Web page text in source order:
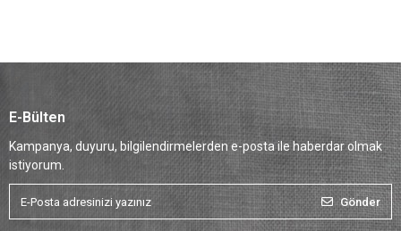
E-Bülten
Kampanya, duyuru, bilgilendirmelerden e-posta ile haberdar olmak
istiyorum.
Gönder